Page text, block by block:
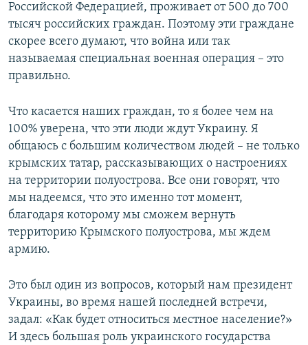
Российской Федерацией, проживает от 500 до 700
тысяч российских граждан. Поэтому эти граждане
скорее всего думают, что война или так
называемая специальная военная операция – это
правильно.
Что касается наших граждан, то я более чем на
100% уверена, что эти люди ждут Украину. Я
общаюсь с большим количеством людей – не только
крымских татар, рассказывающих о настроениях
на территории полуострова. Все они говорят, что
мы надеемся, что это именно тот момент,
благодаря которому мы сможем вернуть
территорию Крымского полуострова, мы ждем
армию.
Это был один из вопросов, который нам президент
Украины, во время нашей последней встречи,
задал: «Как будет относиться местное население?»
И здесь большая роль украинского государства